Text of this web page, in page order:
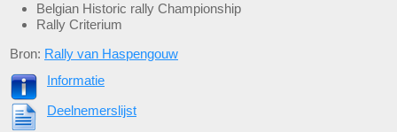
Belgian Historic rally Championship
Rally Criterium
Bron: Rally van Haspengouw
Informatie
Deelnemerslijst